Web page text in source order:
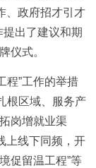
、政府招才引才
出了建议和期
仪式。
程”工作的举措
根区域、服务产
岗增就业渠
上线下同频，开
促留温工程”等